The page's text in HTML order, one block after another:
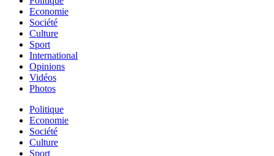
Economie
Société
Culture
Sport
International
Opinions
Vidéos
Photos
Politique
Economie
Société
Culture
Sport